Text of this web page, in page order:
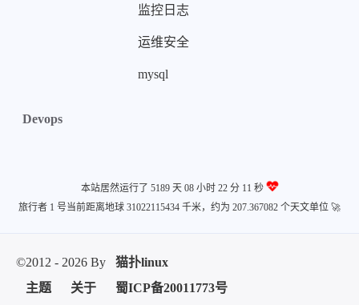
监控日志
运维安全
mysql
Devops
本站居然运行了 5189 天08 小时 22 分 11 秒
旅行者 1 号当前距离地球 31022115434 千米，约为 207.367082 个天文单位 🚀
©2012 - 2026 By
猫扑linux
主题
关于 蜀ICP备20011773号